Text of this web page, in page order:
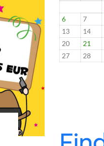
6
7
13
14
20
21
27
28